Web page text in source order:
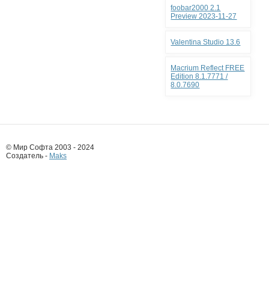
foobar2000 2.1
Preview 2023-11-27
Valentina Studio 13.6
Macrium Reflect FREE
Edition 8.1.7771 /
8.0.7690
© Мир Софта 2003 - 2024
Создатель - Maks